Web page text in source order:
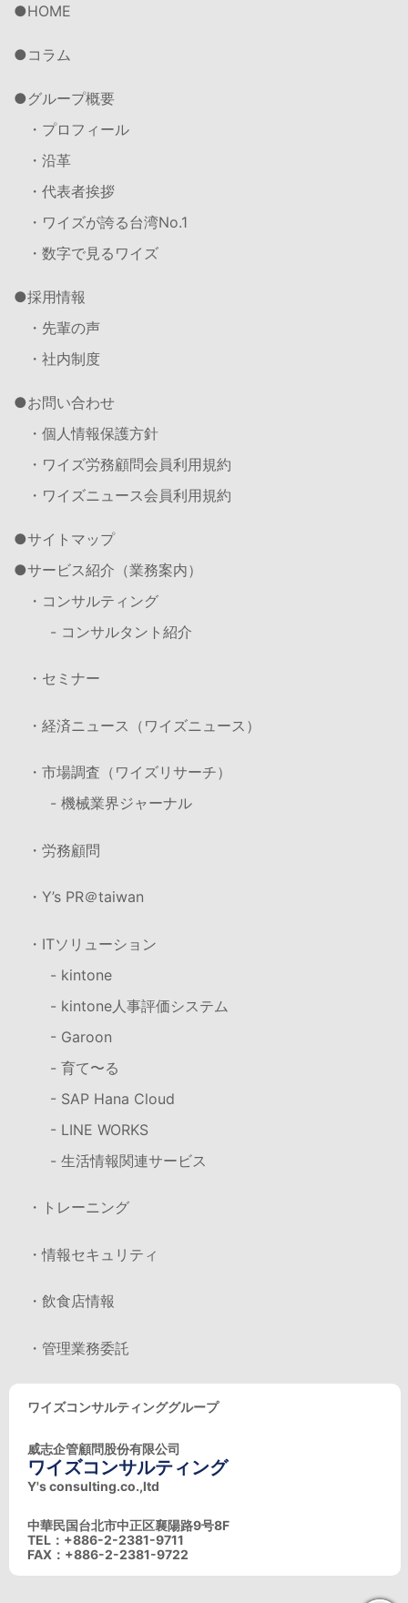
HOME
コラム
グループ概要
・プロフィール
・沿革
・代表者挨拶
・ワイズが誇る台湾No.1
・数字で見るワイズ
採用情報
・先輩の声
・社内制度
お問い合わせ
・個人情報保護方針
・ワイズ労務顧問会員利用規約
・ワイズニュース会員利用規約
サイトマップ
サービス紹介（業務案内）
・コンサルティング
- コンサルタント紹介
・セミナー
・経済ニュース（ワイズニュース）
・市場調査（ワイズリサーチ）
- 機械業界ジャーナル
・労務顧問
・Y’s PR＠taiwan
・ITソリューション
- kintone
- kintone人事評価システム
- Garoon
- 育て〜る
- SAP Hana Cloud
- LINE WORKS
- 生活情報関連サービス
・トレーニング
・情報セキュリティ
・飲食店情報
・管理業務委託
ワイズコンサルティンググループ
威志企管顧問股份有限公司
ワイズコンサルティング
Y's consulting.co.,ltd
中華民国台北市中正区襄陽路9号8F
TEL：+886-2-2381-9711
FAX：+886-2-2381-9722